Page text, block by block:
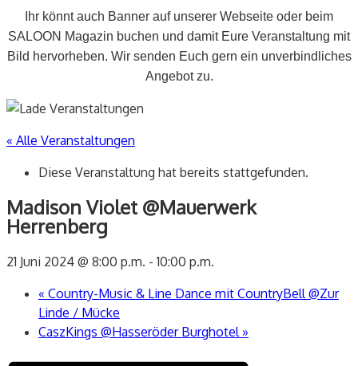
Ihr könnt auch Banner auf unserer Webseite oder beim
SALOON Magazin buchen und damit Eure Veranstaltung mit
Bild hervorheben. Wir senden Euch gern ein unverbindliches
Angebot zu.
« Alle Veranstaltungen
Diese Veranstaltung hat bereits stattgefunden.
Madison Violet @Mauerwerk
Herrenberg
21 Juni 2024 @ 8:00 p.m. -10:00 p.m.
« Country-Music & Line Dance mit CountryBell @Zur
Linde / Mücke
CaszKings @Hasseröder Burghotel »